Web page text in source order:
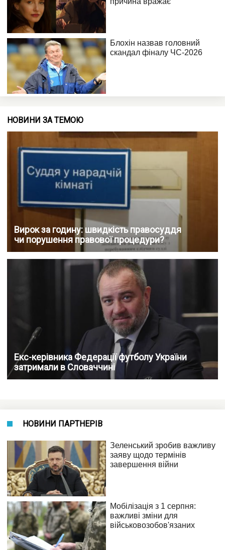
НОВИНИ ЗА ТЕМОЮ
Вирок за годину: швидкість правосуддя
чи порушення правової процедури?
Екс-керівника Федерації футболу України
затримали в Словаччині
НОВИНИ ПАРТНЕРІВ